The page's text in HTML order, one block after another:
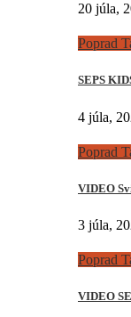
20 júla,
Poprad
SEPS
4 júla,
Poprad
VIDEO
3 júla,
Poprad
VIDEO